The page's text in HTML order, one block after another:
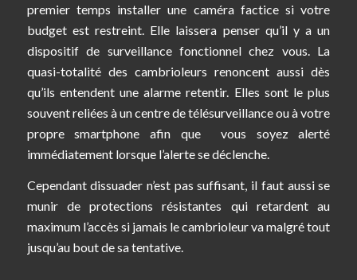
premier temps installer une caméra factice si votre
budget est restreint. Elle laissera penser qu’il y a un
dispositif de surveillance fonctionnel chez vous. La
quasi-totalité des cambrioleurs renoncent aussi dès
qu’ils entendent une alarme retentir. Elles sont le plus
souvent reliées à un centre de télésurveillance ou à votre
propre smartphone afin que vous soyez alerté
immédiatement lorsque l’alerte se déclenche.
Cependant dissuader n’est pas suffisant, il faut aussi se
munir de protections résistantes qui retardent au
maximum l’accès si jamais le cambrioleur va malgré tout
jusqu’au bout de sa tentative.